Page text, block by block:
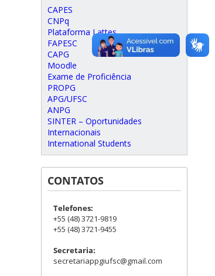
CAPES
CNPq
Plataforma Lattes
FAPESC
CAPG
Moodle
Exame de Proficiência
PROPG
APG/UFSC
ANPG
SINTER – Oportunidades
Internacionais
International Students
CONTATOS
Telefones:
+55 (48) 3721-9819
+55 (48) 3721-9455
Secretaria:
secretariappgiufsc@gmail.com